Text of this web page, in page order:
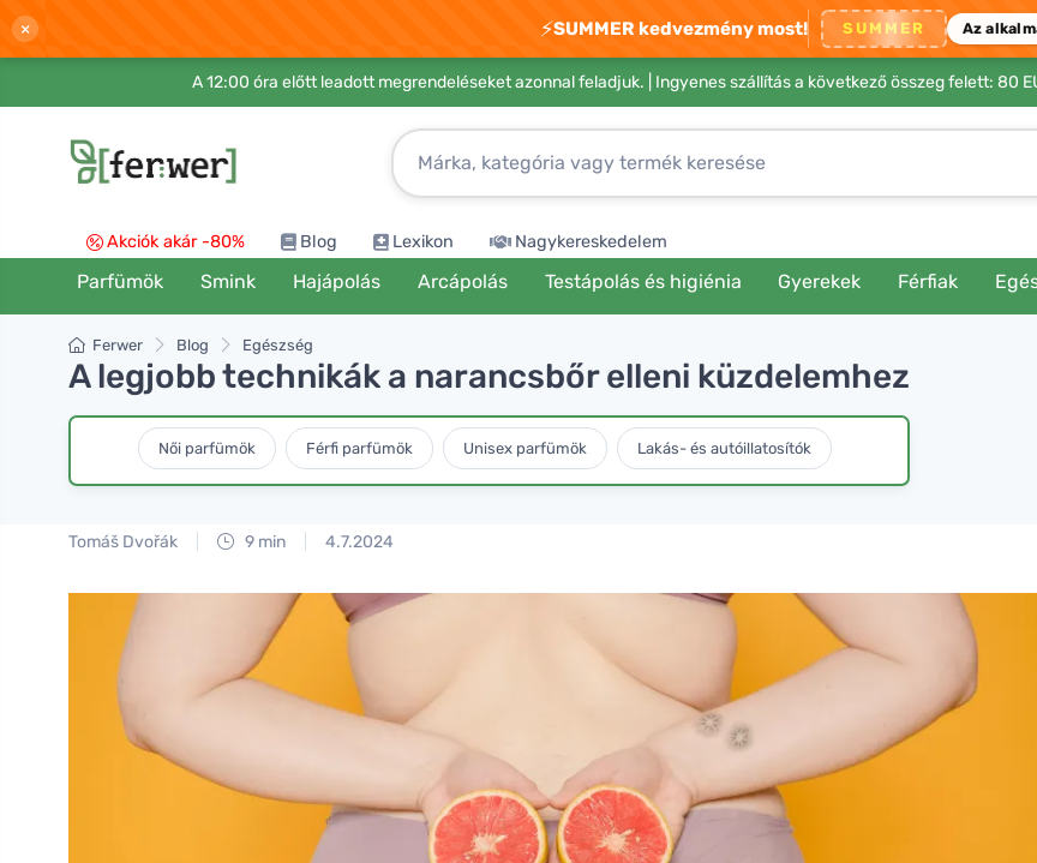
× ⚡SUMMER kedvezmény most! SUMMER Az
A 12:00 óra előtt leadott megrendeléseket azonnal feladjuk. | Ingyenes szállítás a következő összeg felett: 80
Akciók akár -80% Blog Lexikon Nagykereskedelem
Parfümök Smink Hajápolás Arcápolás Testápolás és higiénia Gyerekek Férfiak
Ferwer Blog Egészség
A legjobb technikák a narancsbőr elleni küzdelemhez
Női parfümök Férfi parfümök Unisex parfümök Lakás- és autóillatosítók
Tomáš Dvořák 9 min 4.7.2024